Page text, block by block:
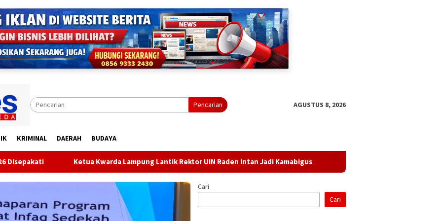
Pencarian AGUSTUS 8, 2026
KRIMINAL DAERAH BUDAYA
Ketua Kwarda Lampung Lantik Rektor UIN Raden Intan Jadi Kamabigus Diborgol dan Berompi Pink, Febrie
Cari
Cari